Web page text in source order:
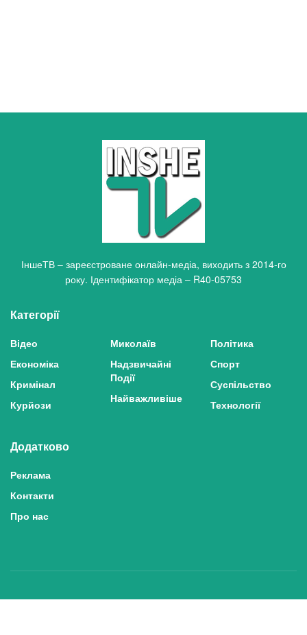
ІншеТВ – зареєстроване онлайн-медіа, виходить з 2014-го
року. Ідентифікатор медіа – R40-05753
Категорії
Відео
Економіка
Кримінал
Курйози
Миколаїв
Надзвичайні
Події
Найважливіше
Політика
Спорт
Суспільство
Технології
Додатково
Реклама
Контакти
Про нас
Політика конфіденційності та захисту персональних даних